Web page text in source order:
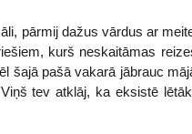
pārmij dažus vārdus ar
kurš neskaitāmas
šajā pašā vakarā jābrauc
tev atklāj, ka eksistē